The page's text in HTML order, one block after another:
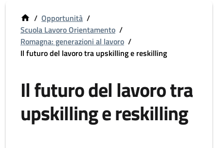
/ Opportunità /
Scuola Lavoro Orientamento /
Romagna: generazioni al lavoro /
Il futuro del lavoro tra upskilling e reskilling
Il futuro del lavoro tra
upskilling e reskilling